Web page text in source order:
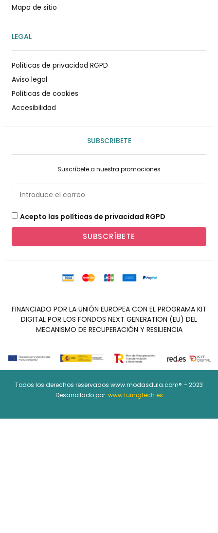
Mapa de sitio
LEGAL
Políticas de privacidad RGPD
Aviso legal
Políticas de cookies
Accesibilidad
SUBSCRIBETE
Suscríbete a nuestra promociones
Acepto las políticas de privacidad RGPD
SUBSCRÍBETE
FINANCIADO POR LA UNIÓN EUROPEA CON EL PROGRAMA KIT
DIGITAL POR LOS FONDOS NEXT GENERATION (EU) DEL
MECANISMO DE RECUPERACIÓN Y RESILIENCIA
Todos los derechos reservados www.modasdula.com® – 2023
Desarrollado por: www.turingtech.es